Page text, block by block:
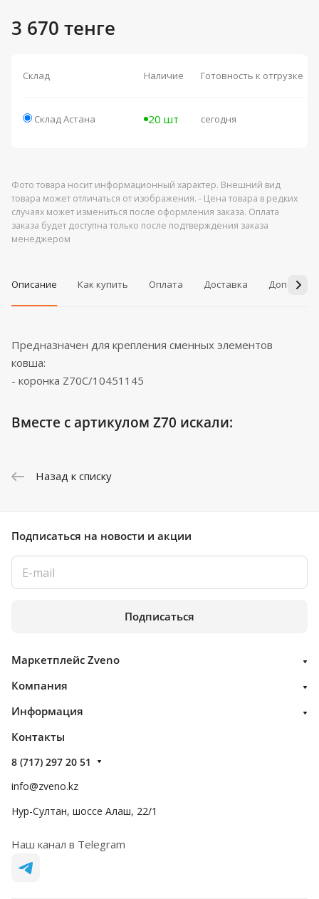
3 670 тенге
Склад Наличие Готовность к отгрузке
Склад Астана 20 шт сегодня
Фото товара носит информационный характер. Внешний вид
товара может отличаться от изображения. - Цена товара в редких
случаях может измениться после оформления заказа. Оплата
заказа будет доступна только после подтверждения заказа
менеджером
Описание Как купить Оплата Доставка
Предназначен для крепления сменных элементов
ковша:
- коронка Z70C/10451145
Вместе с артикулом Z70 искали:
Назад к списку
Подписаться на новости и акции
Подписаться
Маркетплейс Zveno
Компания
Информация
Контакты
8 (717) 297 20 51
info@zveno.kz
Нур-Султан, шоссе Алаш, 22/1
Наш канал в Telegram